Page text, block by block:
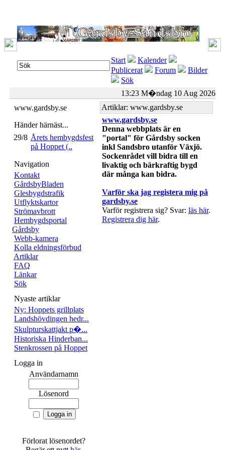
Start
Kalender
Publicerat
Forum
Bilder
Sök
13:23 M�ndag 10 Aug 2026
www.gardsby.se
Händer härnäst...
29/8 Årets hembygdsfest
på Hoppet (..
Navigation
Kontakt
GårdsbyBladen
Glesbygdstrafik
Utflyktskartor
Strömavbrott
Hembygdsportal
Gårdsby
Webb-kamera
Kolla eldningsförbud
Artiklar
FAQ
Länkar
Sök
Nyaste artiklar
Ny: Hoppets grillplats
Landshövdingen hedr...
Skulpturskattjakt p�...
Historiska Hinderban...
Stenkrossen på Hoppet
Logga in
Användarnamn
Lösenord
Förlorat lösenordet?
Artiklar: www.gardsby.se
www.gardsby.se
Denna webbplats är en
"portal" för Gårdsby socken
inkl Sandsbro utanför Växjö.
Sockenrådet vill bidra till en
livaktig och bärkraftig bygd
där många kan bidra.
Varför ska jag registera mig på
gardsby.se
Varför registrera sig? Svar: läs här.
Registrera dig här.